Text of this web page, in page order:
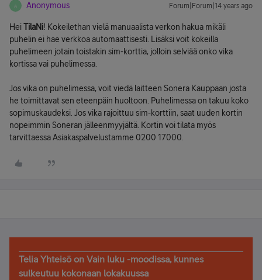
A Anonymous Forum|Forum|14 years ago
HeiTilaNi! Kokeilethan vielä manuaalista verkon hakua mikäli
puhelin ei hae verkkoa automaattisesti. Lisäksi voit kokeilla
puhelimeen jotain toistakin sim-korttia, jolloin selviää onko vika
kortissa vai puhelimessa.
Jos vika on puhelimessa, voit viedä laitteen Sonera Kauppaan josta
he toimittavat sen eteenpäin huoltoon. Puhelimessa on takuu koko
sopimuskaudeksi. Jos vika rajoittuu sim-korttiin, saat uuden kortin
nopeimmin Soneran jälleenmyyjältä. Kortin voi tilata myös
tarvittaessa Asiakaspalvelustamme 0200 17000.
Telia Yhteisö on Vain luku -moodissa, kunnes
sulkeutuu kokonaan lokakuussa